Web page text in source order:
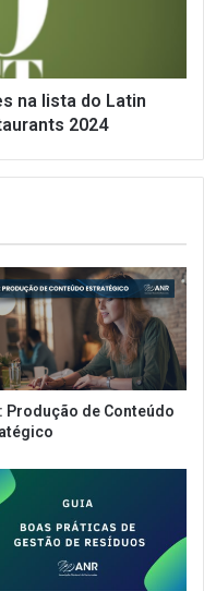
na lista do Latin
2024
Produção de Conteúdo